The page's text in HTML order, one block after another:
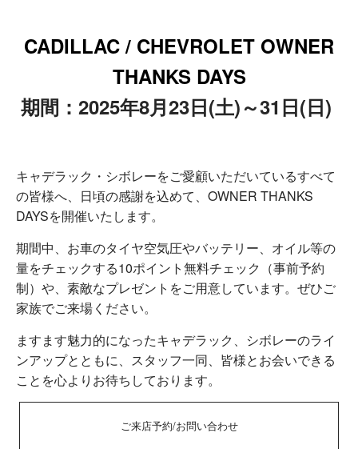
CADILLAC / CHEVROLET OWNER
THANKS DAYS
期間：2025年8月23日(土)～31日(日)
キャデラック・シボレーをご愛顧いただいているすべて
の皆様へ、日頃の感謝を込めて、OWNER THANKS
DAYSを開催いたします。
期間中、お車のタイヤ空気圧やバッテリー、オイル等の
量をチェックする10ポイント無料チェック（事前予約
制）や、素敵なプレゼントをご用意しています。ぜひご
家族でご来場ください。
ますます魅力的になったキャデラック、シボレーのライ
ンアップとともに、スタッフ一同、皆様とお会いできる
ことを心よりお待ちしております。
ご来店予約/お問い合わせ